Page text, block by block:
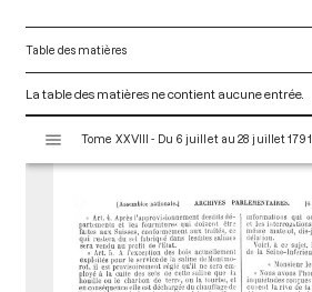
Table des matières
La table des matières ne contient aucune entrée.
s
Tome XXVIII - Du 6 juillet au 28 juillet 1791.